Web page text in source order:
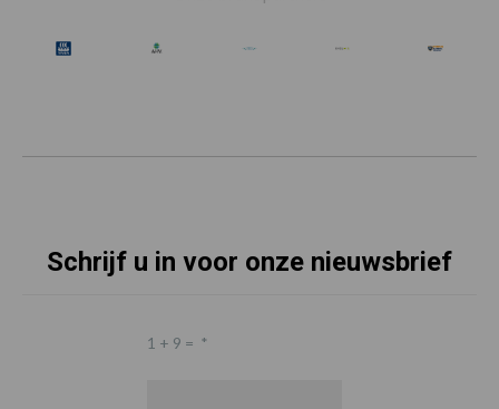
Schrijf u in voor onze nieuwsbrief
1 + 9 = *